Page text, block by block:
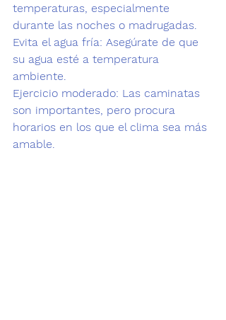
temperaturas, especialmente
durante las noches o madrugadas.
Evita el agua fría: Asegúrate de que
su agua esté a temperatura
ambiente.
Ejercicio moderado: Las caminatas
son importantes, pero procura
horarios en los que el clima sea más
amable.